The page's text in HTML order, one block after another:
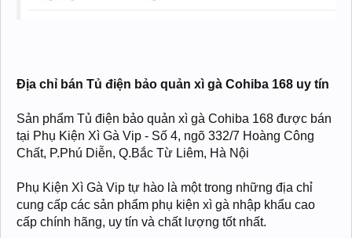
Địa chỉ bán Tủ điện bảo quản xì gà Cohiba 168 uy tín
Sản phẩm Tủ điện bảo quản xì gà Cohiba 168 được bán
tại Phụ Kiện Xì Gà Vip - Số 4, ngõ 332/7 Hoàng Công
Chất, P.Phú Diễn, Q.Bắc Từ Liêm, Hà Nội
Phụ Kiện Xì Gà Vip tự hào là một trong những địa chỉ
cung cấp các sản phẩm phụ kiện xì gà nhập khẩu cao
cấp chính hãng, uy tín và chất lượng tốt nhất.